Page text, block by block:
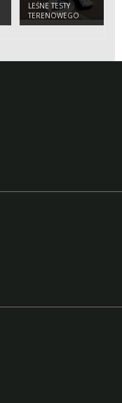
LEŚNE TESTY
TERENOWEGO
ELEKTRYKA